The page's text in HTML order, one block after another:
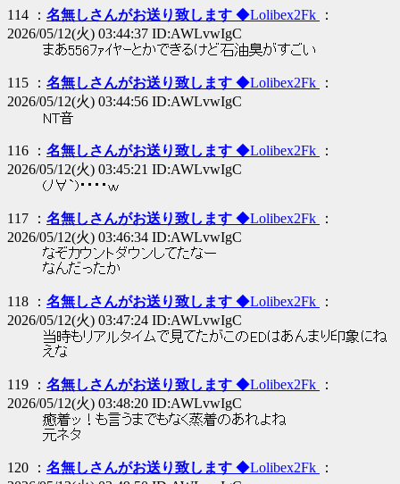
114 ： 名無しさんがお送り致します ◆Lolibex2Fk
：
2026/05/12(火) 03:44:37 ID:AWLvwIgC
まあ556ﾌｧｲﾔｰとかできるけど石油臭がすごい
115 ： 名無しさんがお送り致します ◆Lolibex2Fk
：
2026/05/12(火) 03:44:56 ID:AWLvwIgC
NT音
116 ： 名無しさんがお送り致します ◆Lolibex2Fk
：
2026/05/12(火) 03:45:21 ID:AWLvwIgC
(ﾉ∀`)・・・・ｗ
117 ： 名無しさんがお送り致します ◆Lolibex2Fk
：
2026/05/12(火) 03:46:34 ID:AWLvwIgC
なぞカウントダウンしてたなー
なんだったか
118 ： 名無しさんがお送り致します ◆Lolibex2Fk
：
2026/05/12(火) 03:47:24 ID:AWLvwIgC
当時もリアルタイムで見てたがこのEDはあんまり印象にね
えな
119 ： 名無しさんがお送り致します ◆Lolibex2Fk
：
2026/05/12(火) 03:48:20 ID:AWLvwIgC
癒着ッ！も言うまでもなく蒸着のあれよね
元ネタ
120 ： 名無しさんがお送り致します ◆Lolibex2Fk
：